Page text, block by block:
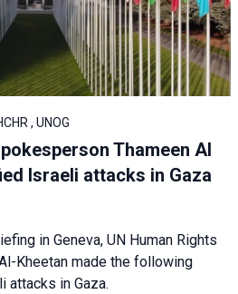
, UNOG
Thameen Al
Israeli attacks in Gaza
in Geneva, UN Human Rights
Kheetan made the following
attacks in Gaza.